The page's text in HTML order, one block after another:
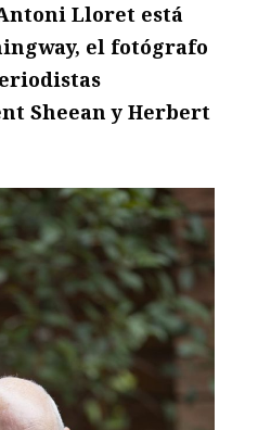
Lloret está
el fotógrafo
Sheean y Herbert